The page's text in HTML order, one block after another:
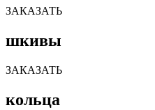
ЗАКАЗАТЬ
шкивы
ЗАКАЗАТЬ
кольца